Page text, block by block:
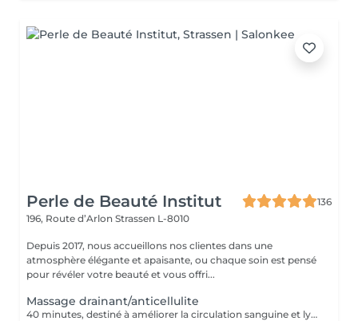
Perle de Beauté Institut
136
196, Route d’Arlon Strassen L-8010
Depuis 2017, nous accueillons nos clientes dans une
atmosphère élégante et apaisante, ou chaque soin est pensé
pour révéler votre beauté et vous offri...
Massage drainant/anticellulite
40 minutes, destiné à améliorer la circulation sanguine et lymphatique, élimination des cellulites.